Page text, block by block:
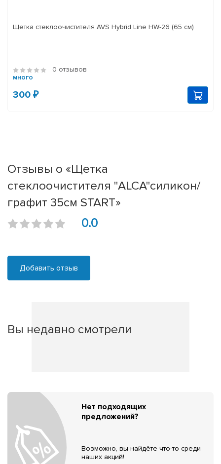
Щетка стеклоочистителя AVS Hybrid Line HW-26 (65 см)
0 отзывов
много
300 ₽
Отзывы о «Щетка
стеклоочистителя "ALCA"силикон/
графит 35см START»
0.0
Добавить отзыв
Вы недавно смотрели
Нет подходящих
предложений?
Возможно, вы найдёте что-то среди
наших акций!